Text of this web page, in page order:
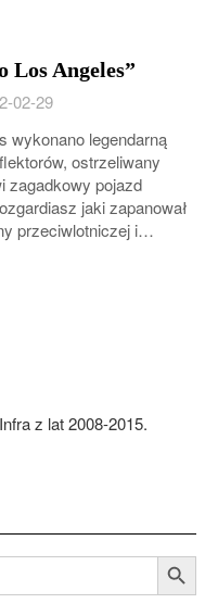
Los Angeles”
02-29
wykonano legendarną
ostrzeliwany
zagadkowy pojazd
jaki zapanował
przeciwlotniczej i…
z lat 2008-2015.
Search Button